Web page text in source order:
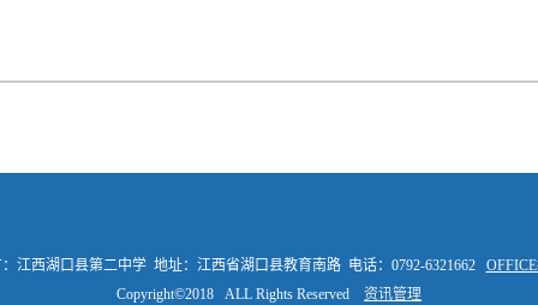
江西湖口县第二中学 地址：江西省湖口县教育南路 电话：0792-6321662
Copyright©2018 ALL Rights Reserved 资讯管理